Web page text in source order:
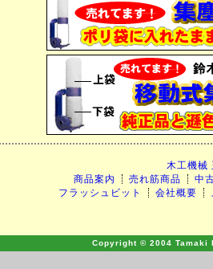
木工機械
商品案内
売れ筋商品
中
フラッシュビット
会社概要
Copyright © 2004